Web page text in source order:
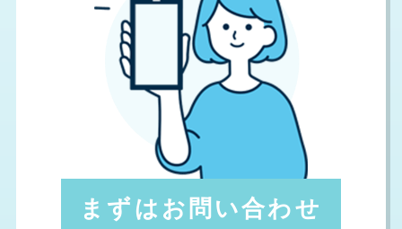
まずはお問い合わせ